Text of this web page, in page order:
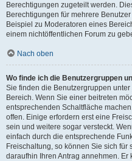
Berechtigungen zugeteilt werden.
Berechtigungen für mehrere
Beispiel zu Moderatoren eines
einem nichtöffentlichen Forum zu
Nach oben
Wo finde ich die Benutzergruppen
Sie finden die Benutzergruppen
Bereich. Wenn Sie einer beitreten
entsprechenden Schaltfläche
offen. Einige erfordern erst eine
sein und weitere sogar versteckt.
einfach durch die entsprechende
Freischaltung, so können Sie sich
daraufhin Ihren Antrag annehmen.